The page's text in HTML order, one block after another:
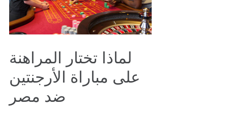
لماذا تختار المراهنة
على مباراة الأرجنتين
ضد مصر